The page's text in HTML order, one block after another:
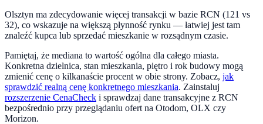
Olsztyn ma zdecydowanie więcej transakcji w bazie RCN (121 vs
32), co wskazuje na większą płynność rynku — łatwiej jest tam
znaleźć kupca lub sprzedać mieszkanie w rozsądnym czasie.
Pamiętaj, że mediana to wartość ogólna dla całego miasta.
Konkretna dzielnica, stan mieszkania, piętro i rok budowy mogą
zmienić cenę o kilkanaście procent w obie strony. Zobacz, jak
sprawdzić realną cenę konkretnego mieszkania. Zainstaluj
rozszerzenie CenaCheck i sprawdzaj dane transakcyjne z RCN
bezpośrednio przy przeglądaniu ofert na Otodom, OLX czy
Morizon.